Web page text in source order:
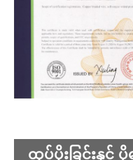
ထုပ်ပိုးခြင်းနှင့် ပို့